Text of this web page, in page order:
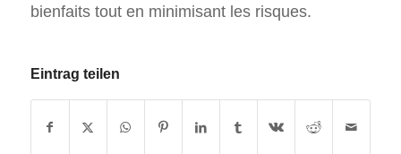
bienfaits tout en minimisant les risques.
Eintrag teilen